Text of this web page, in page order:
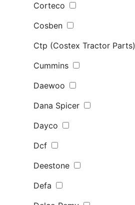
Corteco
Cosben
Ctp (Costex Tractor Parts)
Cummins
Daewoo
Dana Spicer
Dayco
Dcf
Deestone
Defa